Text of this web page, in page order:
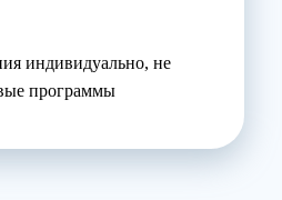
индивидуально, не
программы